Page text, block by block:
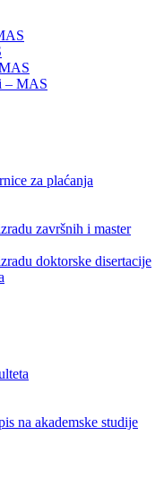
– MAS
za plaćanja
završnih i master
doktorske disertacije
na akademske studije